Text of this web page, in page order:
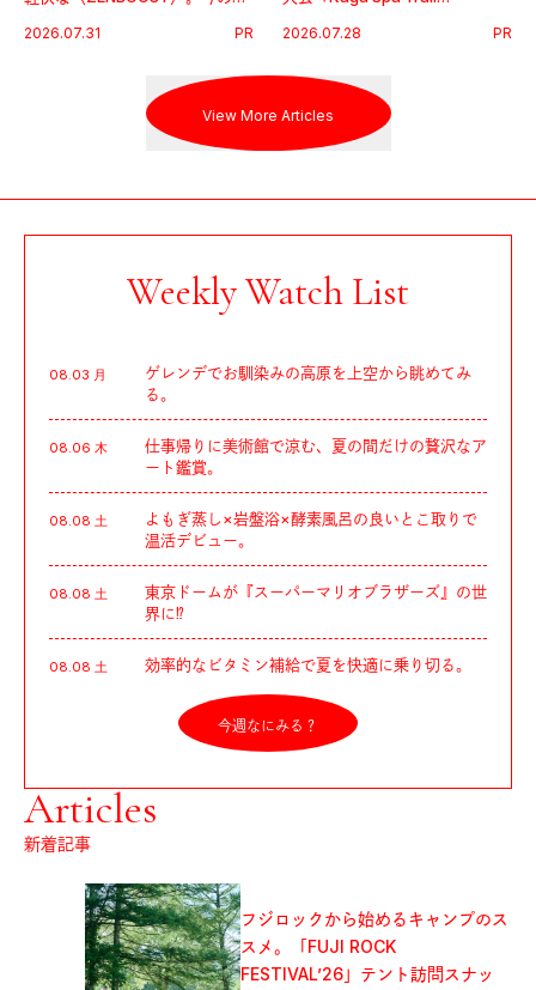
出した新機軸。
2026.07.31 PR
戦を夢見るランナーたちの奮闘
2026.07.28 PR
View More Articles
Weekly Watch List
08.03 月
ゲレンデでお馴染みの高原を上空から眺めてみ
る。
08.06 木
仕事帰りに美術館で涼む、夏の間だけの贅沢なア
ート鑑賞。
08.08 土
よもぎ蒸し×岩盤浴×酵素風呂の良いとこ取りで
温活デビュー。
08.08 土
東京ドームが『スーパーマリオブラザーズ』の世
界に⁉︎
08.08 土 効率的なビタミン補給で夏を快適に乗り切る。
今週なにみる？
Articles
新着記事
フジロックから始めるキャンプのス
スメ。「FUJI ROCK
FESTIVAL’26」テント訪問スナッ